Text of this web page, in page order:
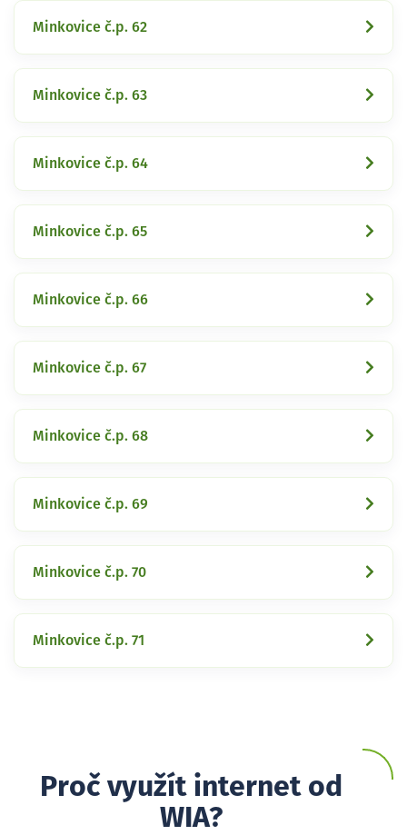
Minkovice č.p. 62
Minkovice č.p. 63
Minkovice č.p. 64
Minkovice č.p. 65
Minkovice č.p. 66
Minkovice č.p. 67
Minkovice č.p. 68
Minkovice č.p. 69
Minkovice č.p. 70
Minkovice č.p. 71
Proč využít internet od
WIA?